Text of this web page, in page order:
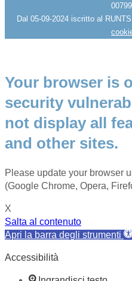
Dal 05-09-2024 iscritto al
Your browser is
security
not display all
and other sites.
Please update your browser
(Google Chrome, Opera,
X
Salta al contenuto
Apri la barra degli strumenti
Accessibilità